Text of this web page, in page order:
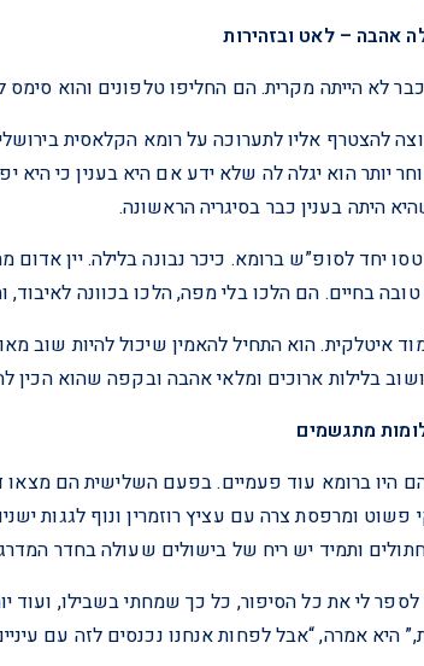
לא הייתה מקרית. הם החליפו טלפונים והוא סימס
להצטרף אליו לתערוכה על רומא הקלאסית
היתה בענין כבר בסיגריה הראשונה.
יחד לסופ”ש ברומא. כיכר נבונה בלילה. יין
בחיים. הם הלכו בלי מפה, הלכו בכוונה לאיבוד,
איטלקית. הוא התחיל להאמין שיכול להיות שוב
בלילות ארוכים ומלאי אהבה ובקפה שהוא הכין
היו ברומא עוד פעמיים. בפעם השלישית הם מצאו
ומרפסת צרה עם עציץ רוזמרין ונוף לגגות
ותמיד יש ריח של בישולים שעולה בחדר
לי את כל הסיפור, כל כך שמחתי בשבילו, ועוד
היא אמרה, “אבל לפחות אנחנו נכנסים לזה עם